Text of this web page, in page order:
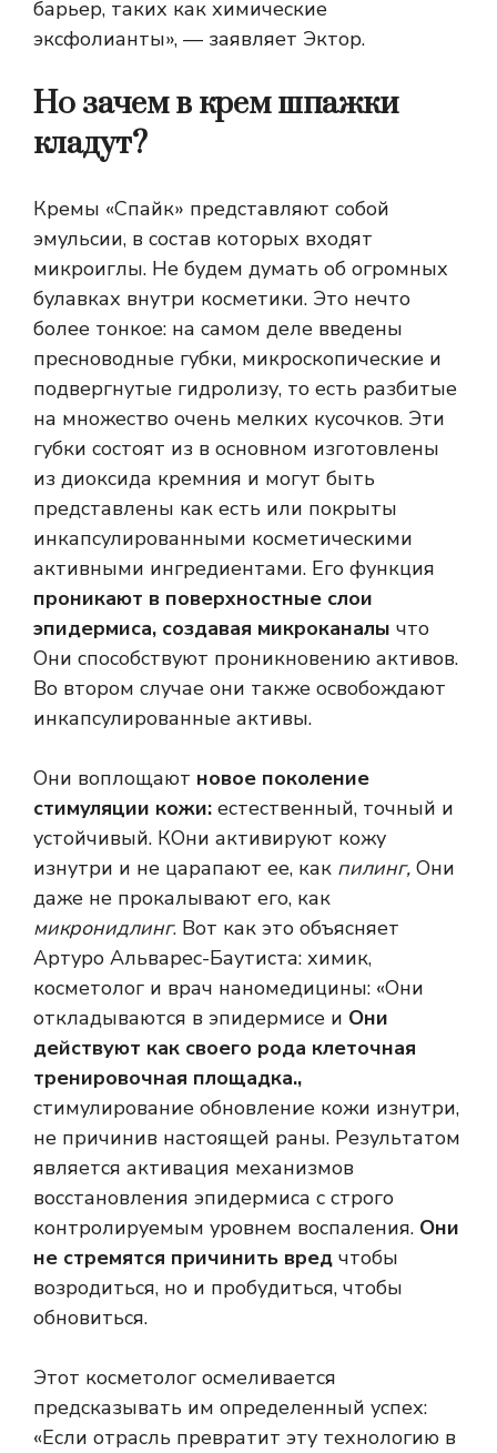
барьер, таких как химические
эксфолианты», — заявляет Эктор.
Но зачем в крем шпажки
кладут?
Кремы «Спайк» представляют собой
эмульсии, в состав которых входят
микроиглы. Не будем думать об огромных
булавках внутри косметики. Это нечто
более тонкое: на самом деле введены
пресноводные губки, микроскопические и
подвергнутые гидролизу, то есть разбитые
на множество очень мелких кусочков. Эти
губки состоят из в основном изготовлены
из диоксида кремния и могут быть
представлены как есть или покрыты
инкапсулированными косметическими
активными ингредиентами. Его функция
проникают в поверхностные слои
эпидермиса, создавая микроканалы что
Они способствуют проникновению активов.
Во втором случае они также освобождают
инкапсулированные активы.
Они воплощают новое поколение
стимуляции кожи: естественный, точный и
устойчивый. КОни активируют кожу
изнутри и не царапают ее, как пилинг, Они
даже не прокалывают его, как
микронидлинг. Вот как это объясняет
Артуро Альварес-Баутиста: химик,
косметолог и врач наномедицины: «Они
откладываются в эпидермисе и Они
действуют как своего рода клеточная
тренировочная площадка.,
стимулирование обновление кожи изнутри,
не причинив настоящей раны. Результатом
является активация механизмов
восстановления эпидермиса с строго
контролируемым уровнем воспаления. Они
не стремятся причинить вред чтобы
возродиться, но и пробудиться, чтобы
обновиться.
Этот косметолог осмеливается
предсказывать им определенный успех:
«Если отрасль превратит эту технологию в